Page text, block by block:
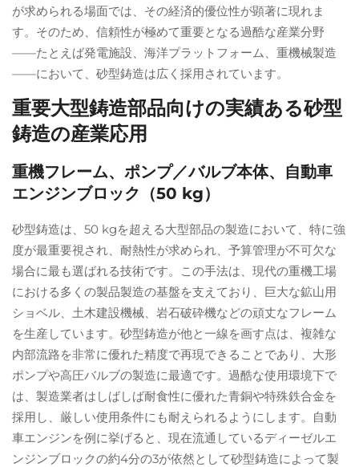
が求められる場面では、その経済的優位性が顕著に現れま
す。そのため、信頼性が極めて重要となる過酷な産業分野
——たとえば発電施設、海洋プラットフォーム、重機械製造
——において、砂型鋳造は広く採用されています。
重要大型鋳造部品向けの実績ある砂型
鋳造の産業応用
重機フレーム、ポンプ／バルブ本体、自動車
エンジンブロック（50 kg）
砂型鋳造は、50 kgを超える大型部品の製造において、特に強
度が最重要視され、耐熱性が求められ、予算管理が不可欠な
場合に最も選ばれる技術です。この手法は、現代の重機工場
における多くの製品製造の基盤を支えており、巨大な鉱山用
ショベル、土木建設機械、岩石破砕機などの頑丈なフレーム
を生産しています。砂型鋳造が他と一線を画す点は、複雑な
内部流路を非常に優れた精度で再現できることであり、大形
ポンプや高圧バルブの製造に最適です。過酷な使用環境下で
は、製造業者はしばしば耐食性に優れた青銅や特殊鉄合金を
採用し、厳しい使用条件にも耐えられるようにします。自動
車エンジンを例に挙げると、現在流通しているディーゼルエ
ンジンブロックの約4分の3が依然として砂型鋳造によって製